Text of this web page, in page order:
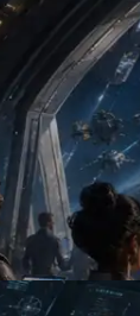
援 x402
需為